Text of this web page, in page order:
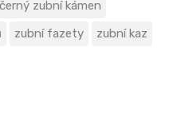
černý zubní kámen
zubní fazety zubní kaz